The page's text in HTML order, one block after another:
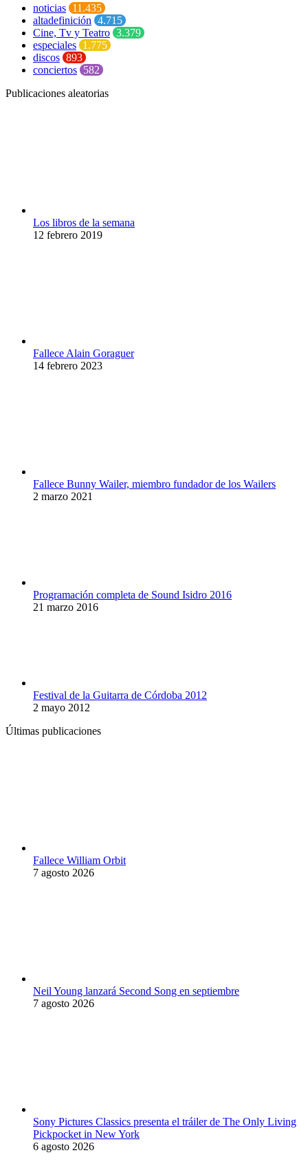
noticias 11.435
altadefinición 4.715
Cine, Tv y Teatro 3.379
especiales 1.775
discos 893
conciertos 582
Publicaciones aleatorias
Los libros de la semana
12 febrero 2019
Fallece Alain Goraguer
14 febrero 2023
Fallece Bunny Wailer, miembro fundador de los Wailers
2 marzo 2021
Programación completa de Sound Isidro 2016
21 marzo 2016
Festival de la Guitarra de Córdoba 2012
2 mayo 2012
Últimas publicaciones
Fallece William Orbit
7 agosto 2026
Neil Young lanzará Second Song en septiembre
7 agosto 2026
Sony Pictures Classics presenta el tráiler de The Only Living
Pickpocket in New York
6 agosto 2026